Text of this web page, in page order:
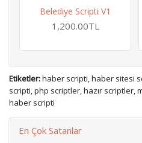
Belediye Scripti V1
1,200.00TL
Etiketler:haber scripti,haber sitesi
scripti,php scriptler,hazır scriptler,
haber scripti
En Çok Satanlar